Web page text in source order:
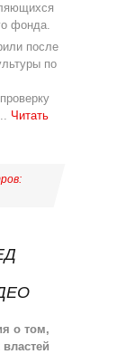
фонда.
после
по
Читать
о том,